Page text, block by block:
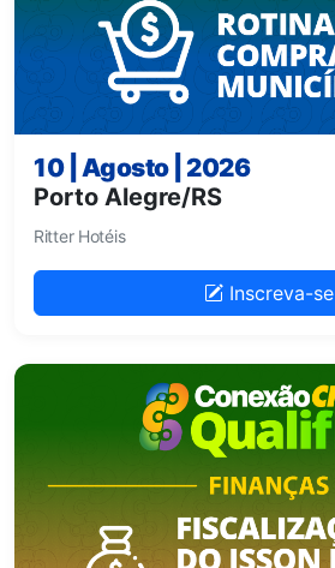
10 | Agosto | 2026
Porto Alegre/RS
Ritter Hotéis
Inscreva-se